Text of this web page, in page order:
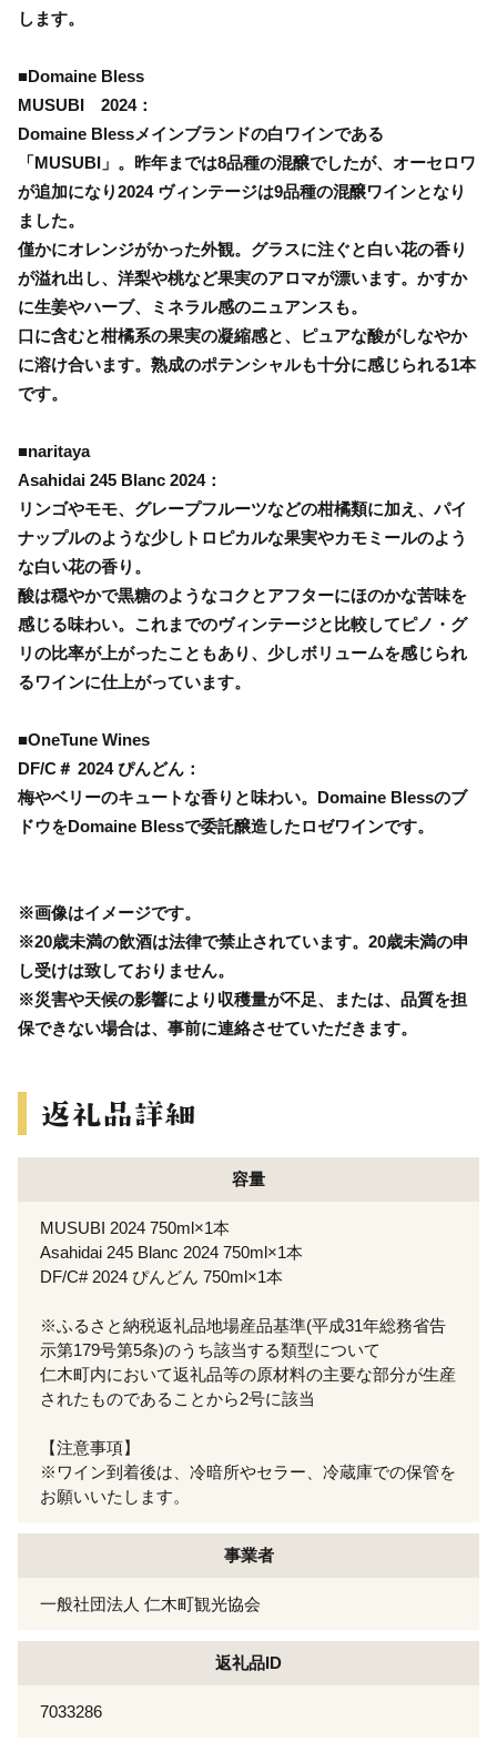
します。
■Domaine Bless
MUSUBI 2024：
Domaine Blessメインブランドの白ワインである
「MUSUBI」。昨年までは8品種の混醸でしたが、オーセロワ
が追加になり2024 ヴィンテージは9品種の混醸ワインとなり
ました。
僅かにオレンジがかった外観。グラスに注ぐと白い花の香り
が溢れ出し、洋梨や桃など果実のアロマが漂います。かすか
に生姜やハーブ、ミネラル感のニュアンスも。
口に含むと柑橘系の果実の凝縮感と、ピュアな酸がしなやか
に溶け合います。熟成のポテンシャルも十分に感じられる1本
です。
■naritaya
Asahidai 245 Blanc 2024：
リンゴやモモ、グレープフルーツなどの柑橘類に加え、パイ
ナップルのような少しトロピカルな果実やカモミールのよう
な白い花の香り。
酸は穏やかで黒糖のようなコクとアフターにほのかな苦味を
感じる味わい。これまでのヴィンテージと比較してピノ・グ
リの比率が上がったこともあり、少しボリュームを感じられ
るワインに仕上がっています。
■OneTune Wines
DF/C＃ 2024 ぴんどん：
梅やベリーのキュートな香りと味わい。Domaine Blessのブ
ドウをDomaine Blessで委託醸造したロゼワインです。
※画像はイメージです。
※20歳未満の飲酒は法律で禁止されています。20歳未満の申
し受けは致しておりません。
※災害や天候の影響により収穫量が不足、または、品質を担
保できない場合は、事前に連絡させていただきます。
容量
MUSUBI 2024 750ml×1本
Asahidai 245 Blanc 2024 750ml×1本
DF/C# 2024 ぴんどん 750ml×1本
※ふるさと納税返礼品地場産品基準(平成31年総務省告
示第179号第5条)のうち該当する類型について
仁木町内において返礼品等の原材料の主要な部分が生産
されたものであることから2号に該当
【注意事項】
※ワイン到着後は、冷暗所やセラー、冷蔵庫での保管を
お願いいたします。
事業者
一般社団法人 仁木町観光協会
返礼品ID
7033286